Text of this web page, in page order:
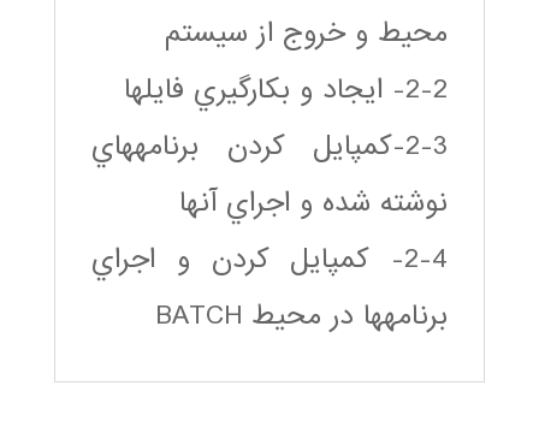
محيط و خروج از سيستم
2-2- ايجاد و بكارگيري فايلها
2-3-كمپايل كردن برنامه‎هاي
نوشته شده و اجراي آنها
2-4- كمپايل كردن و اجراي
برنامه‎ها در محيط BATCH